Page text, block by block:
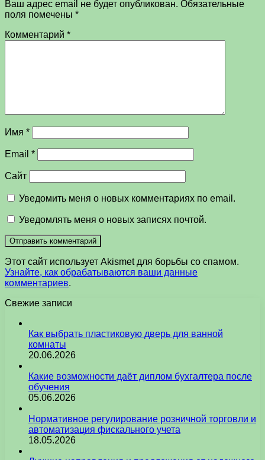
Ваш адрес email не будет опубликован. Обязательные
поля помечены *
Комментарий *
Имя *
Email *
Сайт
Уведомить меня о новых комментариях по email.
Уведомлять меня о новых записях почтой.
Этот сайт использует Akismet для борьбы со спамом.
Узнайте, как обрабатываются ваши данные
комментариев.
Свежие записи
Как выбрать пластиковую дверь для ванной
комнаты
20.06.2026
Какие возможности даёт диплом бухгалтера после
обучения
05.06.2026
Нормативное регулирование розничной торговли и
автоматизация фискального учета
18.05.2026